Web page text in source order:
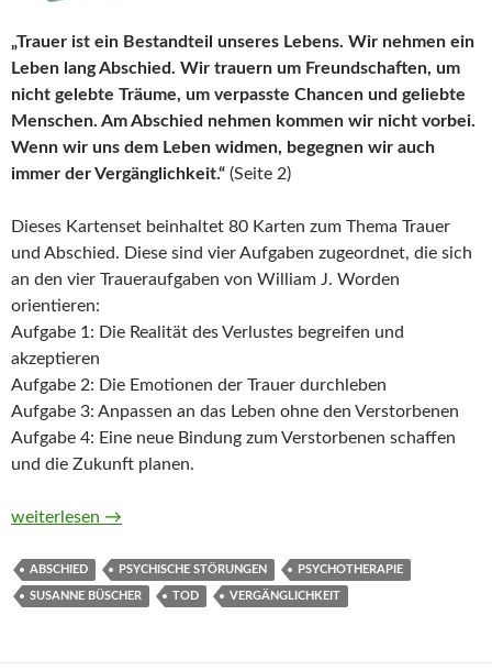
„Trauer ist ein Bestandteil unseres Lebens. Wir nehmen ein
Leben lang Abschied. Wir trauern um Freundschaften, um
nicht gelebte Träume, um verpasste Chancen und geliebte
Menschen. Am Abschied nehmen kommen wir nicht vorbei.
Wenn wir uns dem Leben widmen, begegnen wir auch
immer der Vergänglichkeit.“ (Seite 2)
Dieses Kartenset beinhaltet 80 Karten zum Thema Trauer
und Abschied. Diese sind vier Aufgaben zugeordnet, die sich
an den vier Traueraufgaben von William J. Worden
orientieren:
Aufgabe 1: Die Realität des Verlustes begreifen und
akzeptieren
Aufgabe 2: Die Emotionen der Trauer durchleben
Aufgabe 3: Anpassen an das Leben ohne den Verstorbenen
Aufgabe 4: Eine neue Bindung zum Verstorbenen schaffen
und die Zukunft planen.
Trauer und Abschied. Bilderwerkstatt. 80 Bildkarten für
weiterlesen →
ABSCHIED PSYCHISCHE STÖRUNGEN PSYCHOTHERAPIE
SUSANNE BÜSCHER TOD VERGÄNGLICHKEIT